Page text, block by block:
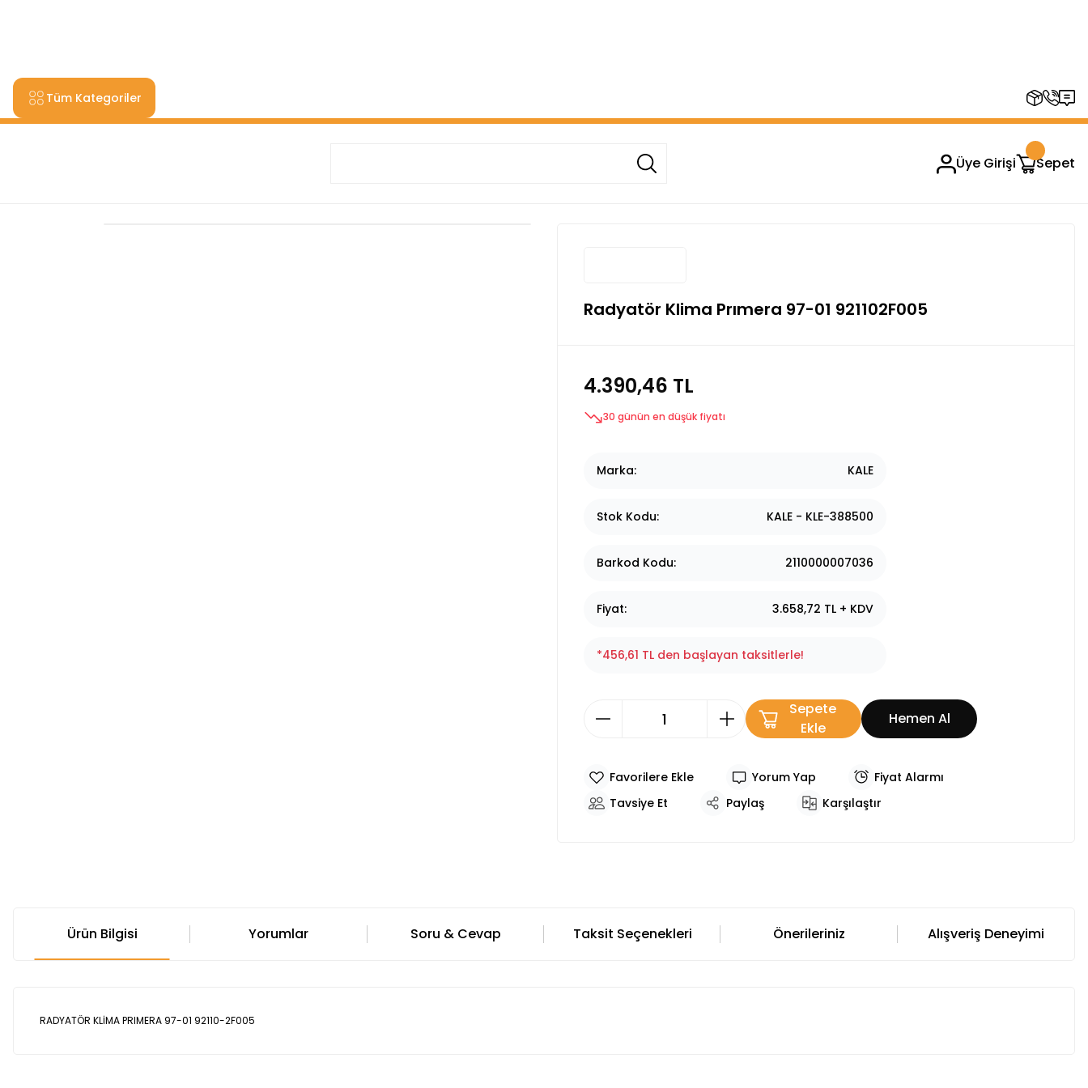
Tüm Kategoriler
Üye Girişi Sepet
Radyatör Klima Prımera 97-01 921102F005
4.390,46 TL
30 günün en düşük fiyatı
Marka KALE
Stok Kodu KALE - KLE-388500
Barkod Kodu 2110000007036
Fiyat 3.658,72 TL + KDV
*456,61 TL den başlayan taksitlerle!
Sepete
Ekle
Hemen Al
Yorum Yap
Fiyat Alarmı
Tavsiye Et
Paylaş Karşılaştır
Ürün Bilgisi Yorumlar Soru & Cevap Taksit Seçenekleri Önerileriniz Alışveriş Deneyimi
RADYATÖR KLİMA PRIMERA 97-01 92110-2F005